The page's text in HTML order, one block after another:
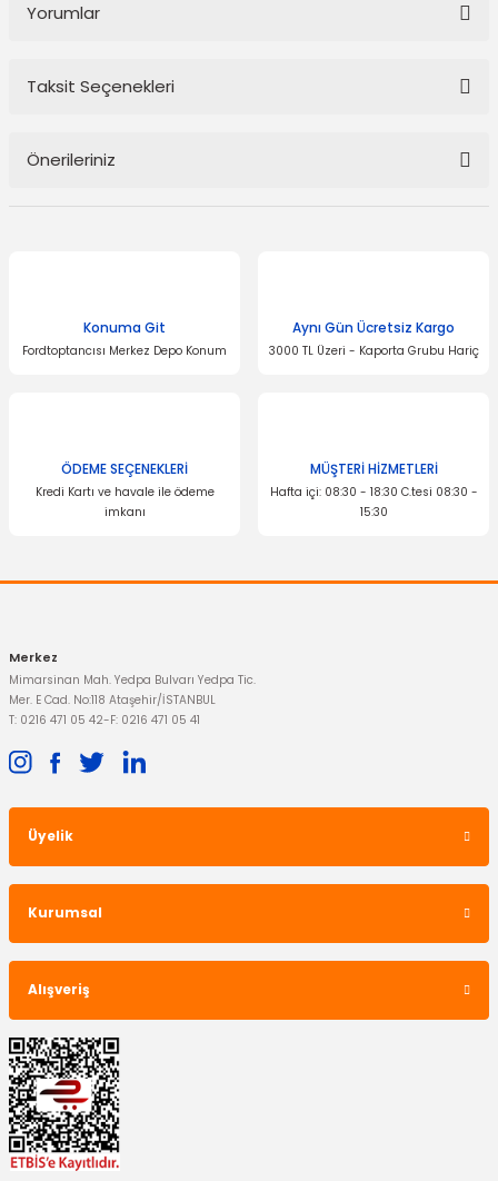
Yorumlar
Taksit Seçenekleri
Önerileriniz
Ürün resmi kalitesiz, bozuk veya görüntülenemiyor.
Bu ürüne benzer farklı alternatifler olmalı.
Konuma Git
Fordtoptancısı Merkez Depo Konum
Aynı Gün Ücretsiz Kargo
3000 TL Üzeri - Kaporta Grubu Hariç
ÖDEME SEÇENEKLERİ
Kredi Kartı ve havale ile ödeme
imkanı
MÜŞTERİ HİZMETLERİ
Hafta içi: 08:30 - 18:30 C.tesi 08:30 -
15:30
Merkez
Mimarsinan Mah. Yedpa Bulvarı Yedpa Tic.
Mer. E Cad. No:118 Ataşehir/İSTANBUL
T: 0216 471 05 42-F: 0216 471 05 41
Üyelik
Kurumsal
Alışveriş